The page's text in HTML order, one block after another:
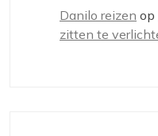
Danilo reizen op
zitten te